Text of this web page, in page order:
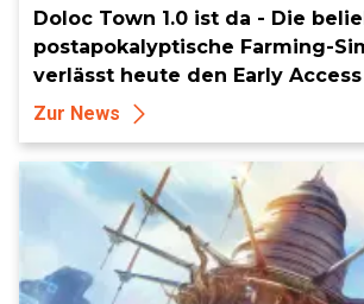
Doloc Town 1.0 ist da - Die
postapokalyptische Farming-
verlässt heute den Early Access
Zur News